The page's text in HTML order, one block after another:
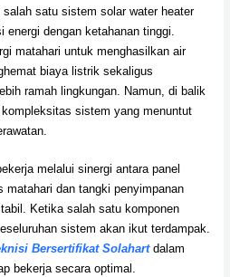
satu sistem solar water heater
dengan ketahanan tinggi.
matahari untuk menghasilkan air
biaya listrik sekaligus
ramah lingkungan. Namun, di balik
sistem yang menuntut
melalui sinergi antara panel
matahari dan tangki penyimpanan
Ketika salah satu komponen
sistem akan ikut terdampak.
Bersertifikat Solahartdalam
bekerja secara optimal.